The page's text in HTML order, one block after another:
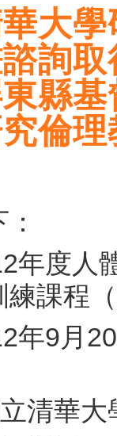
大
詢
縣
究倫
年度人
課程
年9月
清華